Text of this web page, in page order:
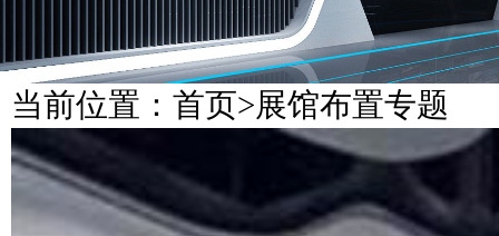
当前位置： 首页>展馆布置专题